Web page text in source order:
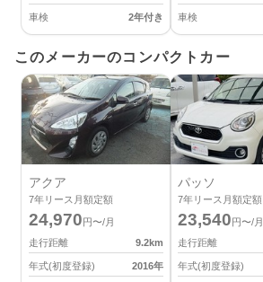
車検 2年付き 車検
このメーカーのコンパクトカー
アクア
7年リース月額定額
24,970円〜/月
走行距離
9.2km
年式(初度登録) 2016年
パッソ
7年リース月額定額
23,540円〜/月
走行距離
年式(初度登録)